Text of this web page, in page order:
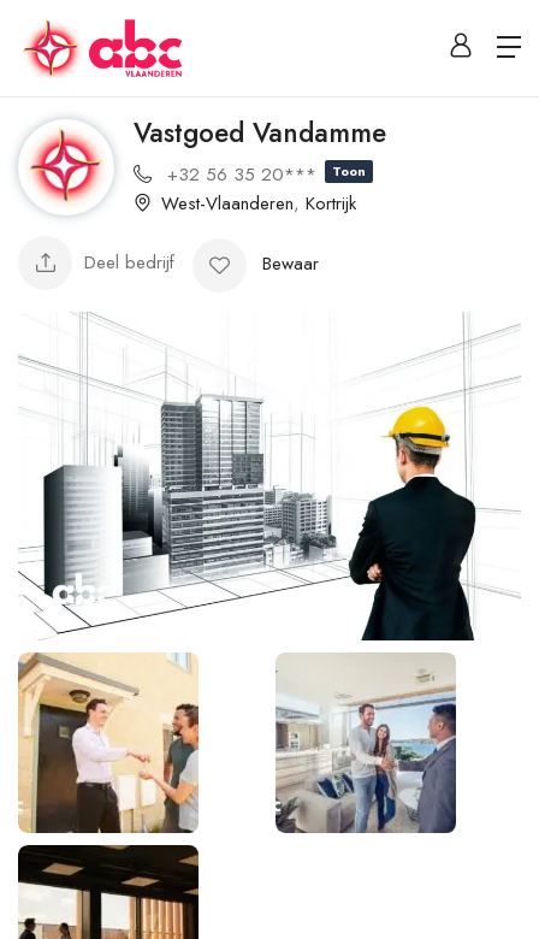
Vastgoed Vandamme
+32 56 35 20*** Toon
West-Vlaanderen, Kortrijk
Deel bedrijf Bewaar